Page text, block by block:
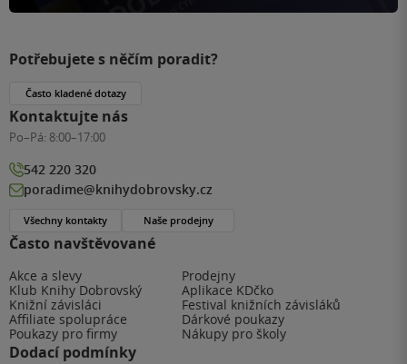
Často navštěvované
Akce a slevy
Prodejny
Klub Knihy Dobrovský
Aplikace KDčko
Knižní závisláci
Festival knižních závisláků
Affiliate spolupráce
Dárkové poukazy
Poukazy pro firmy
Nákupy pro školy
Dodací podmínky
Potřebujete s něčím poradit?
Často kladené dotazy
Kontaktujte nás
Po–Pá: 8:00–17:00
542 220 320
poradime@knihydobrovsky.cz
Všechny kontakty Naše prodejny